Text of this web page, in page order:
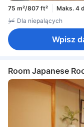
75 m²/807 ft² Maks. 4
Dla niepalących
Wpisz
Room Japanese